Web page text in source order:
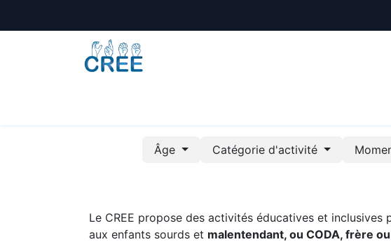
Âge Catégorie d'activité
Le CREE propose des activités éducatives et
aux enfants sourds et malentendant, ou CODA, frère